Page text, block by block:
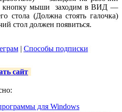
кнопку мыши заходим в ВИД —
стола (Должна стоять галочка)
стол должен появиться.
| Способы подписки
сайт
для Windows